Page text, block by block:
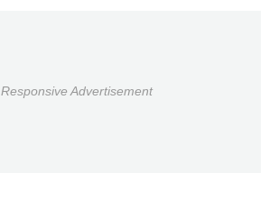
Responsive Advertisement